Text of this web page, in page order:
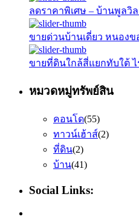
ลดราคาพิเศษ – บ้านพูลวิล
ขายด่วนบ้านเดี่ยว หนอง
ขายที่ดินใกล้สี่แยกทับใต้ ไ
หมวดหมู่ทรัพย์สิน
คอนโด(55)
ทาวน์เฮ้าส์(2)
ที่ดิน(2)
บ้าน(41)
Social Links: